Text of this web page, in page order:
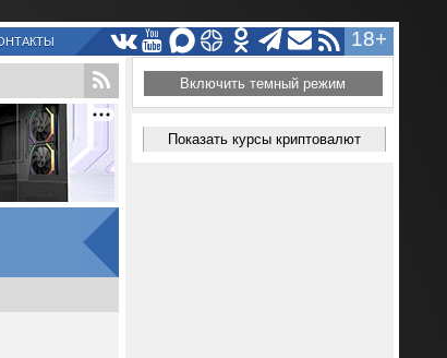
18+
Включить темный режим
Показать курсы криптовалют